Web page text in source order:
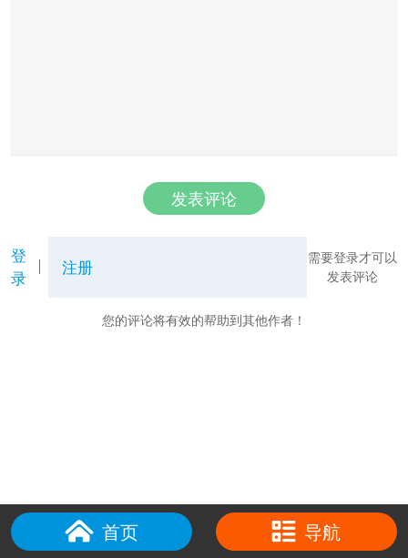
发表评论
登
录
注册
需要登录才可以
发表评论
您的评论将有效的帮助到其他作者！
首页 导航